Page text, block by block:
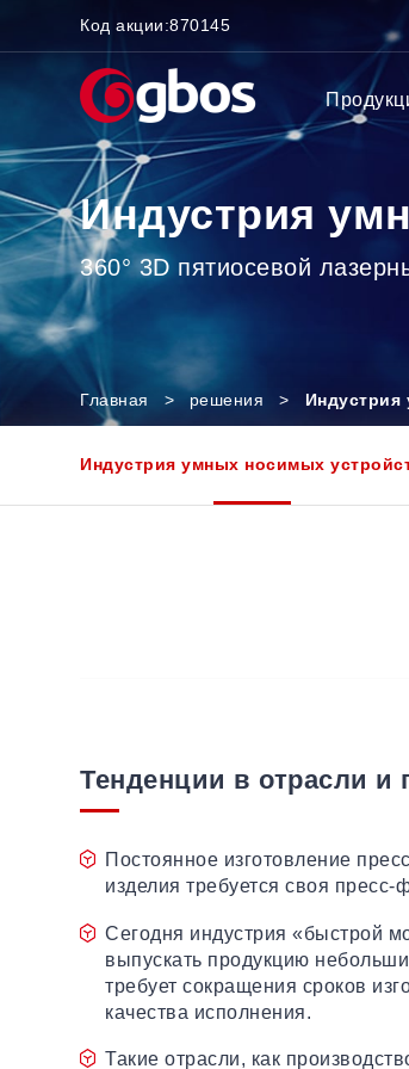
Код акции:870145
Индустрия
360° 3D пятиосевой
Главная > решения > Индустрия
Индустрия умных носимых
Тенденции в отрасли и
Постоянное изготовление
изделия требуется своя пресс-
Сегодня индустрия «быстрой
выпускать продукцию
требует сокращения сроков
качества исполнения.
Такие отрасли, как